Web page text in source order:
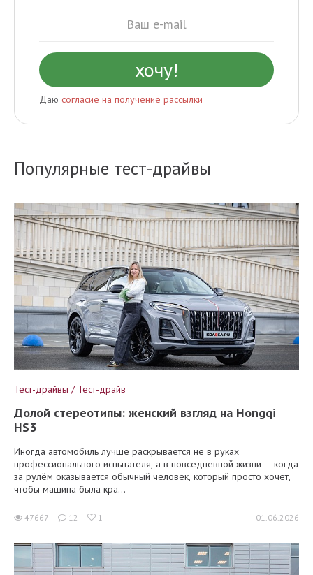
Даю согласие на получение рассылки
Популярные тест-драйвы
Тест-драйвы / Тест-драйв
Долой стереотипы: женский взгляд на Hongqi
HS3
Иногда автомобиль лучше раскрывается не в руках
профессионального испытателя, а в повседневной жизни – когда
за рулём оказывается обычный человек, который просто хочет,
чтобы машина была кра...
47667 12 1 01.06.2026